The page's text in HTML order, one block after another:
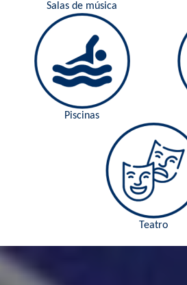
Salas de música
Piscinas
Teatro